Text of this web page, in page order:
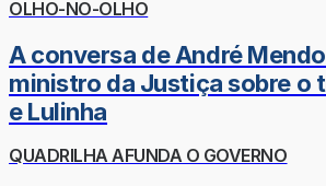
OLHO-NO-OLHO
A conversa de André
ministro da Justiça sobre o
e Lulinha
QUADRILHA AFUNDA O GOVERNO